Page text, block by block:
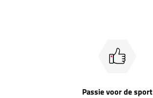
Passie voor de sport